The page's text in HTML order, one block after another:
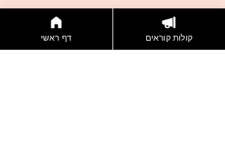
דף ראשי קולות קוראים